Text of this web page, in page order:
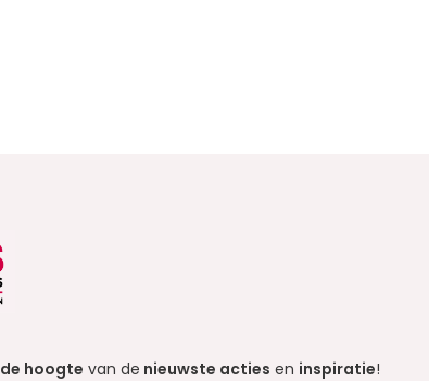
hoogte van de nieuwste acties en inspiratie!